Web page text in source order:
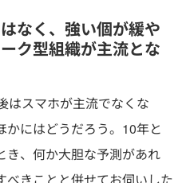
なく、強い個が緩や
ク型組織が主流とな
はスマホが主流でなくな
かにはどうだろう。10年と
き、何か大胆な予測があれ